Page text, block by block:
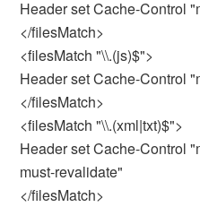
Header set Cache-Control
</filesMatch>
<filesMatch "\\.(js)$">
Header set Cache-Control
</filesMatch>
<filesMatch "\\.(xml|txt)$">
Header set Cache-Control
must-revalidate"
</filesMatch>